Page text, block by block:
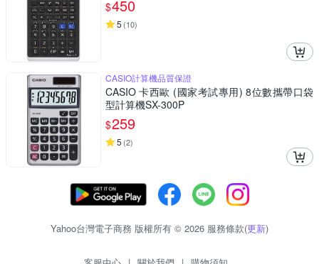
$450
5 (10)
CASIO計算機品質保證
CASIO 卡西歐 (國家考試專用) 8位數攜帶口袋
型計算機SX-300P
$259
5 (2)
Yahoo台灣電子商務 版權所有 © 2026 服務條款(更新)